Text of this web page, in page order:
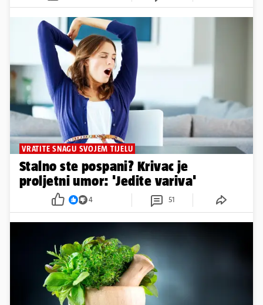
VRATITE SNAGU SVOJEM TIJELU
Stalno ste pospani? Krivac je
proljetni umor: 'Jedite variva'
4 51